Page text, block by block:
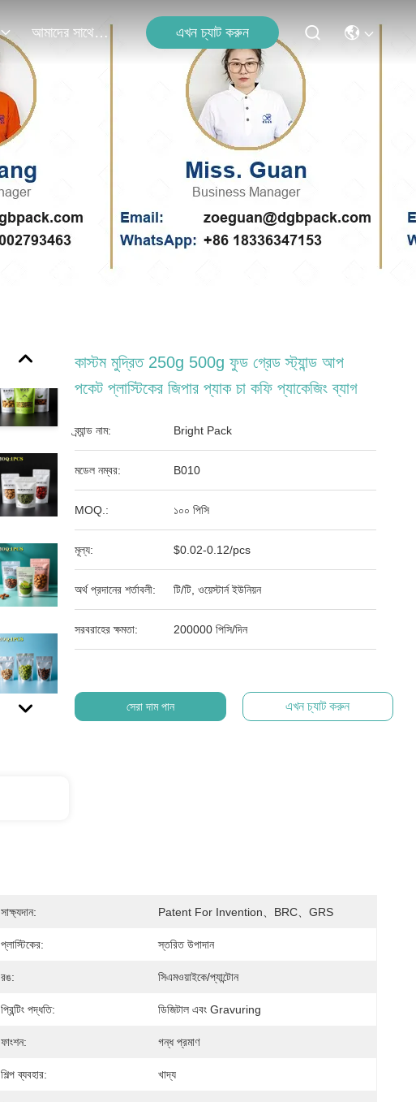
আমাদের সাথে যোগাযোগ এখন চ্যাট করুন
কাস্টম মুদ্রিত 250g 500g ফুড গ্রেড স্ট্যান্ড আপ
পকেট প্লাস্টিকের জিপার প্যাক চা কফি প্যাকেজিং ব্যাগ
ব্র্যান্ড নাম: Bright Pack
মডেল নম্বর: B010
MOQ.: ১০০ পিসি
মূল্য: $0.02-0.12/pcs
অর্থ প্রদানের শর্তাবলী: টি/টি, ওয়েস্টার্ন ইউনিয়ন
সরবরাহের ক্ষমতা: 200000 পিসি/দিন
সেরা দাম পান এখন চ্যাট করুন
সাক্ষ্যদান: Patent For Invention、BRC、GRS
প্লাস্টিকের: স্তরিত উপাদান
রঙ: সিএমওয়াইকে/প্যান্টোন
প্রিন্টিং পদ্ধতি: ডিজিটাল এবং Gravuring
ফাংশন: গন্ধ প্রমাণ
শিল্প ব্যবহার: খাদ্য